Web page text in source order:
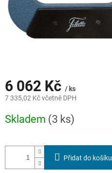
6 062 Kč / ks
7 335,02 Kč včetně DPH
cena:
Skladem (3 ks)
Přidat do košíku